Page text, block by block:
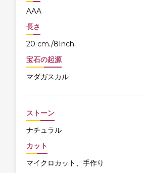
AAA
長さ
20 cm./8Inch.
宝石の起源
マダガスカル
ストーン
ナチュラル
カット
マイクロカット、手作り